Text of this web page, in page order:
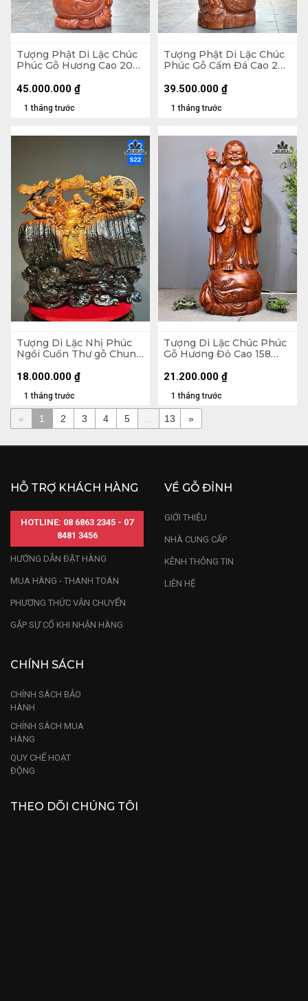
Tượng Phật Di Lặc Chúc
Phúc Gỗ Hương Cao 200
1 tháng trước
45.000.000 ₫
Tượng Phật Di Lặc Chúc
Phúc Gỗ Cẩm Đá Cao 200
1 tháng trước
39.500.000 ₫
Tượng Di Lặc Nhị Phúc
Ngồi Cuốn Thư gỗ Chun
50 Sâu 22 (cm)
1 tháng trước
18.000.000 ₫
Tượng Di Lặc Chúc Phúc
Gỗ Hương Đỏ Cao 158
1 tháng trước
21.200.000 ₫
« 1 2 3 4 5 13 »
HỖ TRỢ KHÁCH HÀNG
HOTLINE: 08 6863 2345 - 07
8481 3456
HƯỚNG DẪN ĐẶT HÀNG
MUA HÀNG - THANH TOÁN
PHƯƠNG THỨC VẬN CHUYỂN
GẶP SỰ CỐ KHI NHẬN HÀNG
VỀ GỖ ĐỈNH
GIỚI THIỆU
NHÀ CUNG CẤP
KÊNH THÔNG TIN
LIÊN HỆ
CHÍNH SÁCH
CHÍNH SÁCH BẢO
HÀNH
CHÍNH SÁCH MUA
HÀNG
QUY CHẾ HOẠT
ĐỘNG
THEO DÕI CHÚNG TÔI